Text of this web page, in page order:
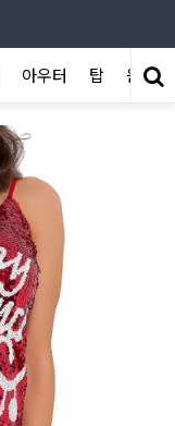
아우터 탑 원피스